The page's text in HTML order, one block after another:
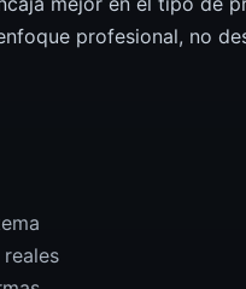
profesional, no